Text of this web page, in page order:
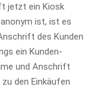
jetzt ein Kiosk
ist, ist es
des Kunden
ein Kunden-
und Anschrift
den Einkäufen